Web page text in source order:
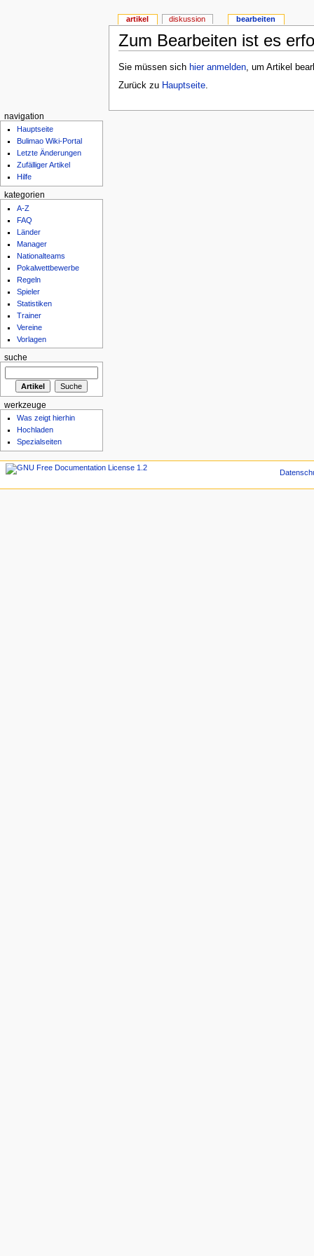
Zum Bearbeiten ist es
Sie müssen sich hier anmelden, um Artikel
Zurück zu Hauptseite.
artikel diskussion bearbeiten
navigation
Hauptseite
Bulimao Wiki-Portal
Letzte Änderungen
Zufälliger Artikel
Hilfe
kategorien
A-Z
FAQ
Länder
Manager
Nationalteams
Pokalwettbewerbe
Regeln
Spieler
Statistiken
Trainer
Vereine
Vorlagen
suche
werkzeuge
Was zeigt hierhin
Hochladen
Spezialseiten